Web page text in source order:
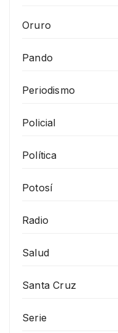
Oruro
Pando
Periodismo
Policial
Política
Potosí
Radio
Salud
Santa Cruz
Serie